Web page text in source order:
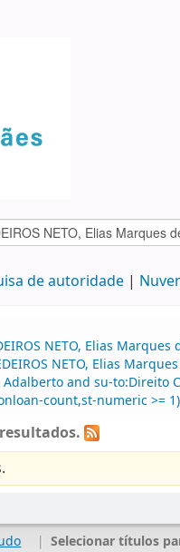
de autoridade
NETO, Elias
NETO, Elias
and su-to:Direito
count,st-numeric >=
| Selecionar títulos